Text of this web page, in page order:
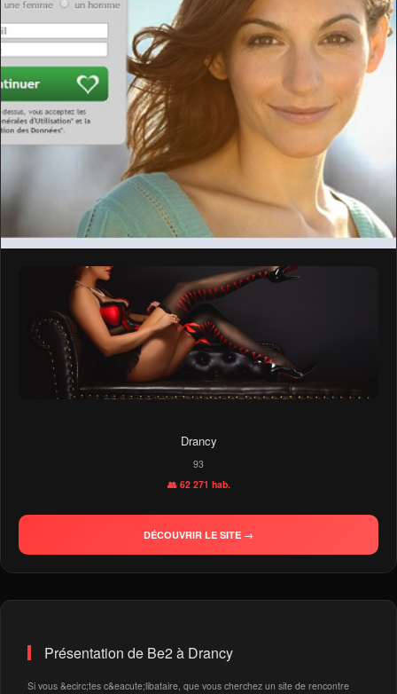
Drancy
93
👥 62 271 hab.
DÉCOUVRIR LE SITE →
Présentation de Be2 à Drancy
Si vous &ecirc;tes c&eacute;libataire, que vous cherchez un site de rencontre